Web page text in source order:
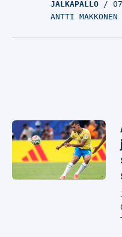
JALKAPALLO
ANTTI MAKKONEN